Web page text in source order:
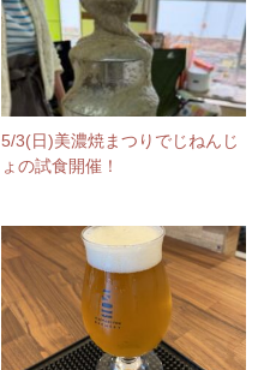
5/3(日)美濃焼まつりでじねんじ
ょの試食開催！